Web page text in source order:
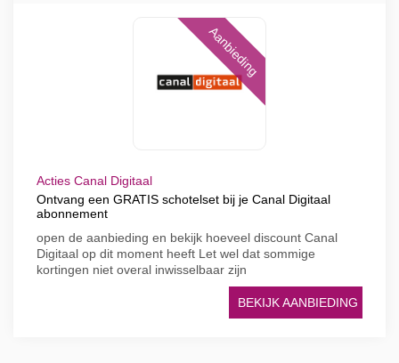
Aanbieding
Acties Canal Digitaal
Ontvang een GRATIS schotelset bij je Canal Digitaal
abonnement
open de aanbieding en bekijk hoeveel discount Canal
Digitaal op dit moment heeft Let wel dat sommige
kortingen niet overal inwisselbaar zijn
BEKIJK AANBIEDING